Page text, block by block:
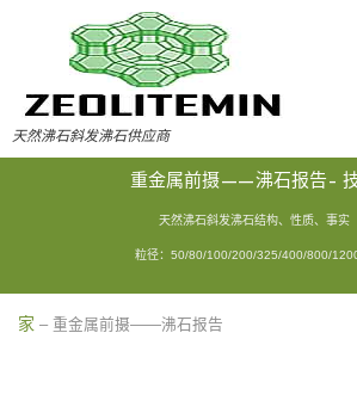
天然沸石斜发沸石供应商
重金属前摄——沸石报告-
天然沸石斜发沸石结构、性质、事实
粒径：50/80/100/200/325/400/800/
家 – 重金属前摄——沸石报告